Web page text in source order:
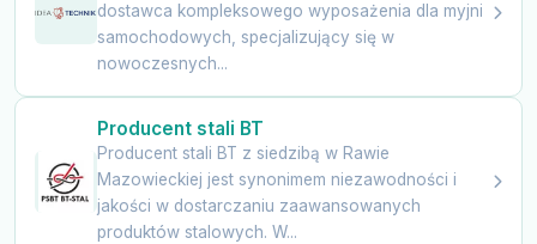
dostawca kompleksowego wyposażenia dla myjni
samochodowych, specjalizujący się w
nowoczesnych...
Producent stali BT
Producent stali BT z siedzibą w Rawie
Mazowieckiej jest synonimem niezawodności i
jakości w dostarczaniu zaawansowanych
produktów stalowych. W...